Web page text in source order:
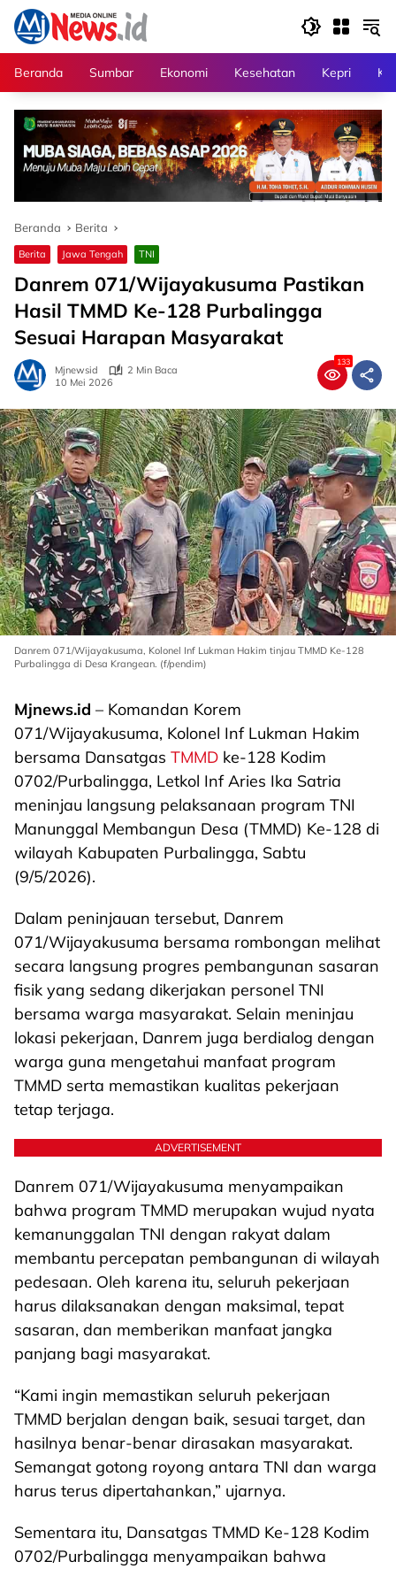
Langsung
konten
Beranda
Sumbar Ekonomi Kesehatan Kepri
Beranda Berita
Berita Jawa Tengah TNI
Danrem 071/Wijayakusuma Pastikan
Hasil TMMD Ke-128 Purbalingga
Sesuai Harapan Masyarakat
Mjnewsid
2 Min Baca
10 Mei 2026
133
Danrem 071/Wijayakusuma, Kolonel Inf Lukman Hakim tinjau TMMD Ke-128
Purbalingga di Desa Krangean. (f/pendim)
Mjnews.id – Komandan Korem
071/Wijayakusuma, Kolonel Inf Lukman Hakim
bersama Dansatgas TMMD ke-128 Kodim
0702/Purbalingga, Letkol Inf Aries Ika Satria
meninjau langsung pelaksanaan program TNI
Manunggal Membangun Desa (TMMD) Ke-128 di
wilayah Kabupaten Purbalingga, Sabtu
(9/5/2026).
Dalam peninjauan tersebut, Danrem
071/Wijayakusuma bersama rombongan melihat
secara langsung progres pembangunan sasaran
fisik yang sedang dikerjakan personel TNI
bersama warga masyarakat. Selain meninjau
lokasi pekerjaan, Danrem juga berdialog dengan
warga guna mengetahui manfaat program
TMMD serta memastikan kualitas pekerjaan
tetap terjaga.
ADVERTISEMENT
Danrem 071/Wijayakusuma menyampaikan
bahwa program TMMD merupakan wujud nyata
kemanunggalan TNI dengan rakyat dalam
membantu percepatan pembangunan di wilayah
pedesaan. Oleh karena itu, seluruh pekerjaan
harus dilaksanakan dengan maksimal, tepat
sasaran, dan memberikan manfaat jangka
panjang bagi masyarakat.
“Kami ingin memastikan seluruh pekerjaan
TMMD berjalan dengan baik, sesuai target, dan
hasilnya benar-benar dirasakan masyarakat.
Semangat gotong royong antara TNI dan warga
harus terus dipertahankan,” ujarnya.
Sementara itu, Dansatgas TMMD Ke-128 Kodim
0702/Purbalingga menyampaikan bahwa